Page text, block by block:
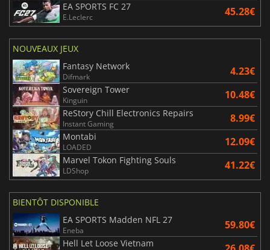
EA SPORTS FC 27
E.Leclerc 45.28€
NOUVEAUX JEUX
Fantasy Network
Difmark 4.23€
Sovereign Tower
Kinguin 10.48€
ReStory Chill Electronics Repairs
Instant Gaming 8.99€
Montabi
LOADED 12.09€
Marvel Tokon Fighting Souls
LDShop 41.22€
BIENTÔT DISPONIBLE
EA SPORTS Madden NFL 27
Eneba 59.80€
Hell Let Loose Vietnam